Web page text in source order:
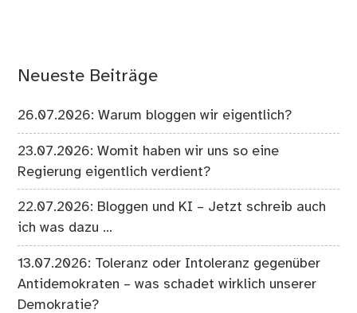
Neueste Beiträge
26.07.2026: Warum bloggen wir eigentlich?
23.07.2026: Womit haben wir uns so eine
Regierung eigentlich verdient?
22.07.2026: Bloggen und KI – Jetzt schreib auch
ich was dazu …
13.07.2026: Toleranz oder Intoleranz gegenüber
Antidemokraten – was schadet wirklich unserer
Demokratie?